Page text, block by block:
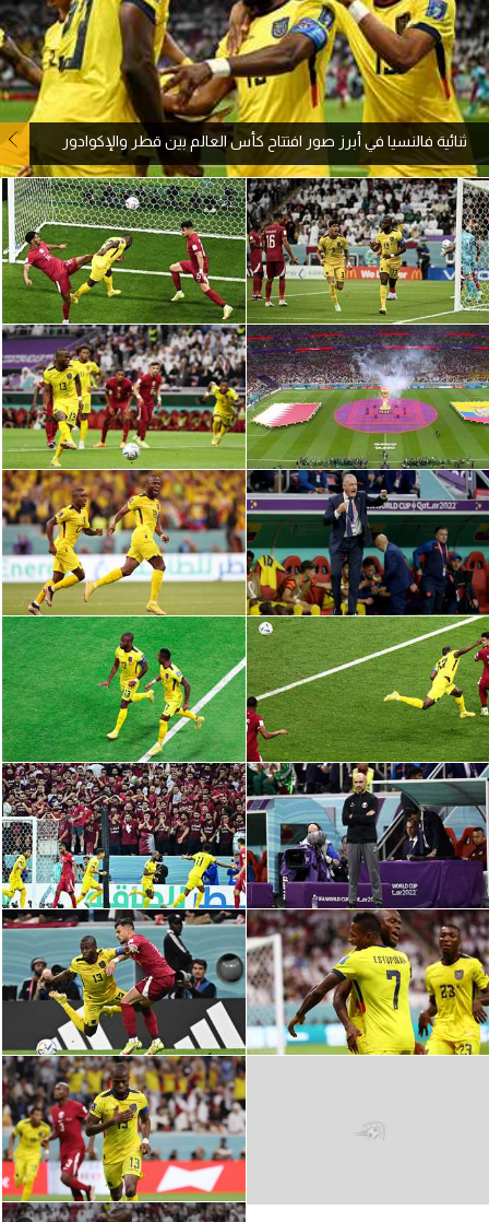
آراء حرة
ركن الألعاب
بطولات
الدوري المصري
الدوري الإنجليزي الممتاز
الدوري الإسباني
الدوري الإيطالي
الدوري الألماني
الدوري التركي
الدوري الفرنسي
الدوري السعودي للمحترفين
دوري أبطال أوروبا
دوري أبطال إفريقيا
كل البطولات
أقسام
الكرة المصرية
الدوري المصري
الكرة الأوروبية
الكرة الإفريقية
منتخب مصر
سعودي في الجول
الدوري الإنجليزي
دوري أبطال أوروبا
ثنائية فالنسيا في أبرز صور افتتاح كأس العالم بين قطر والإكوادور